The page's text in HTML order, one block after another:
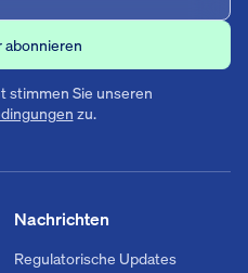
stimmen Sie unseren
zu.
Nachrichten
Regulatorische Updates